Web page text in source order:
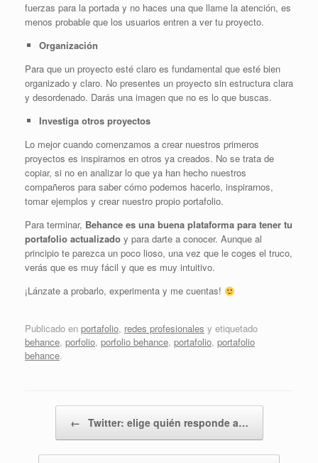
fuerzas para la portada y no haces una que llame la atención, es
menos probable que los usuarios entren a ver tu proyecto.
Organización
Para que un proyecto esté claro es fundamental que esté bien
organizado y claro. No presentes un proyecto sin estructura clara
y desordenado. Darás una imagen que no es lo que buscas.
Investiga otros proyectos
Lo mejor cuando comenzamos a crear nuestros primeros
proyectos es inspirarnos en otros ya creados. No se trata de
copiar, si no en analizar lo que ya han hecho nuestros
compañeros para saber cómo podemos hacerlo, inspirarnos,
tomar ejemplos y crear nuestro propio portafolio.
Para terminar, Behance es una buena plataforma para tener tu
portafolio actualizado y para darte a conocer. Aunque al
principio te parezca un poco lioso, una vez que le coges el truco,
verás que es muy fácil y que es muy intuitivo.
¡Lánzate a probarlo, experimenta y me cuentas!
Publicado en portafolio, redes profesionales y etiquetado
behance, porfolio, porfolio behance, portafolio, portafolio
behance.
← Twitter: elige quién responde a…